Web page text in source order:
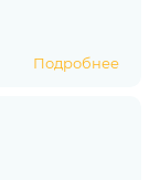
Подробнее